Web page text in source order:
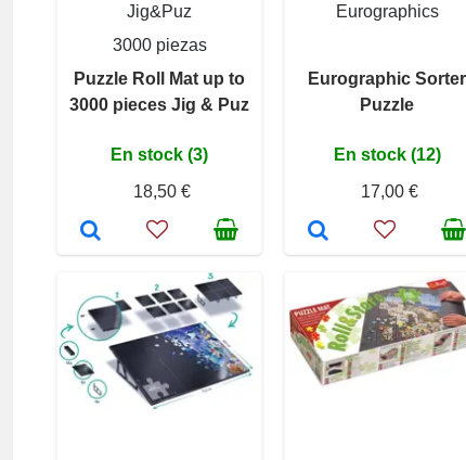
Jig&Puz
3000 piezas
Puzzle Roll Mat up to
3000 pieces Jig & Puz
En stock (3)
18,50 €
Eurographics
Eurographic Sorter
Puzzle
En stock (12)
17,00 €